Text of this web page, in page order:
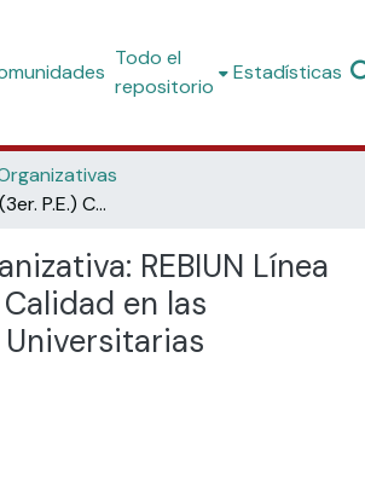
Todo el
repositorio
Estadísticas
REBIUN Línea 4 (3er. P.E.) Calidad en las Bibliotecas Universitarias
REBIUN Línea
Calidad en las